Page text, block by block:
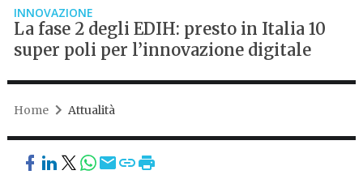
INNOVAZIONE
La fase 2 degli EDIH: presto in Italia 10
super poli per l’innovazione digitale
Home Attualità